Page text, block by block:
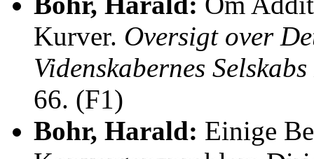
Kurver. Oversigt over
Videnskabernes
66. (F1)
Bohr, Harald: Einige